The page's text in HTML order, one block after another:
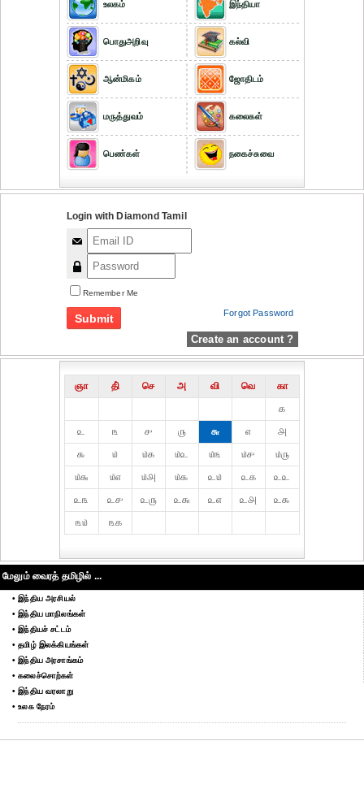
உலகம்
பொதுஅறிவு
ஆன்மிகம்
மருத்துவம்
பெண்கள்
இந்தியா
கல்வி
ஜோதிடம்
கலைகள்
நகைச்சுவை
Login with Diamond Tamil
Remember Me
Forgot Password
Create an account ?
ஞா தி் செ அ வி வெ
கா
௧
௨
௩ ௪ ௫ ௬ ௭
௮
௯
௰ ௰௧ ௰௨ ௰௩ ௰௪
௰௫
௰௬
௰௭ ௰௮ ௰௯ ௨௰ ௨௧
௨௨
௨௩
௨௪ ௨௫ ௨௬ ௨௭ ௨௮
௨௯
௩௰
௩௧
மேலும் வைரத் தமிழில் ...
• இந்திய அரசியல்
• இந்திய மாநிலங்கள்
• இந்தியச் சட்டம்
• தமிழ் இலக்கியங்கள்
• இந்திய அரசாங்கம்
• கலைச்சொற்கள்
• இந்திய வரலாறு
• உலக நேரம்